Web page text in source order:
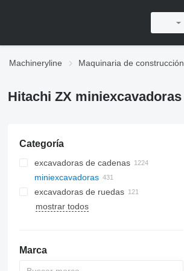
Machineryline Maquinaria de construcción
Hitachi ZX miniexcavadoras
Categoría
excavadoras de cadenas
miniexcavadoras
excavadoras de ruedas
mostrar todos
Marca